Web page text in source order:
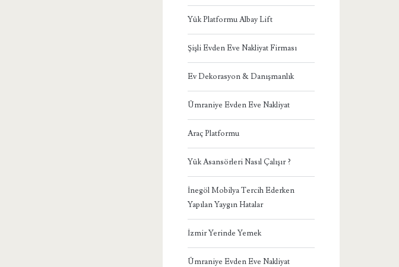
Yük Platformu Albay Lift
Şişli Evden Eve Nakliyat Firması
Ev Dekorasyon & Danışmanlık
Ümraniye Evden Eve Nakliyat
Araç Platformu
Yük Asansörleri Nasıl Çalışır ?
İnegöl Mobilya Tercih Ederken
Yapılan Yaygın Hatalar
İzmir Yerinde Yemek
Ümraniye Evden Eve Nakliyat